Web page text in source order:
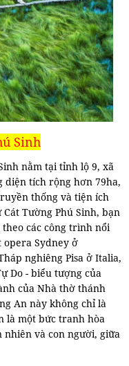
Sinh
nằm tại tỉnh lộ 9, xã
diện tích rộng hơn 79ha,
thống và tiện ích
Tường Phú Sinh, bạn
các công trình nổi
Sydney ở
nghiêng Pisa ở Italia,
Do - biểu tượng của
của Nhà thờ thánh
An này không chỉ là
là một bức tranh hòa
và con người, giữa